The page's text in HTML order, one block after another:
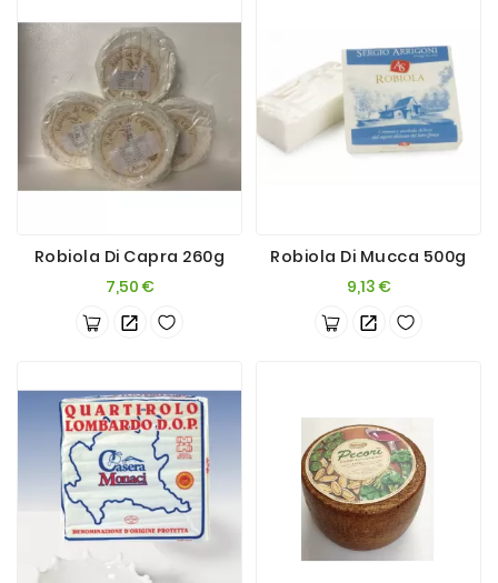
Robiola Di Capra 260g
7,50 €Prezzo
Robiola Di Mucca 500g
9,13 €Prezzo